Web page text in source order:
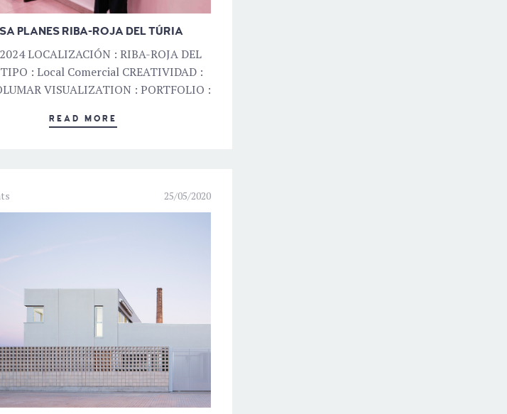
PLANES RIBA-ROJA DEL TÚRIA
LOCALIZACIÓN : RIBA-ROJA DEL
: Local Comercial CREATIVIDAD :
VISUALIZATION : PORTFOLIO :
READ MORE
25/05/2020